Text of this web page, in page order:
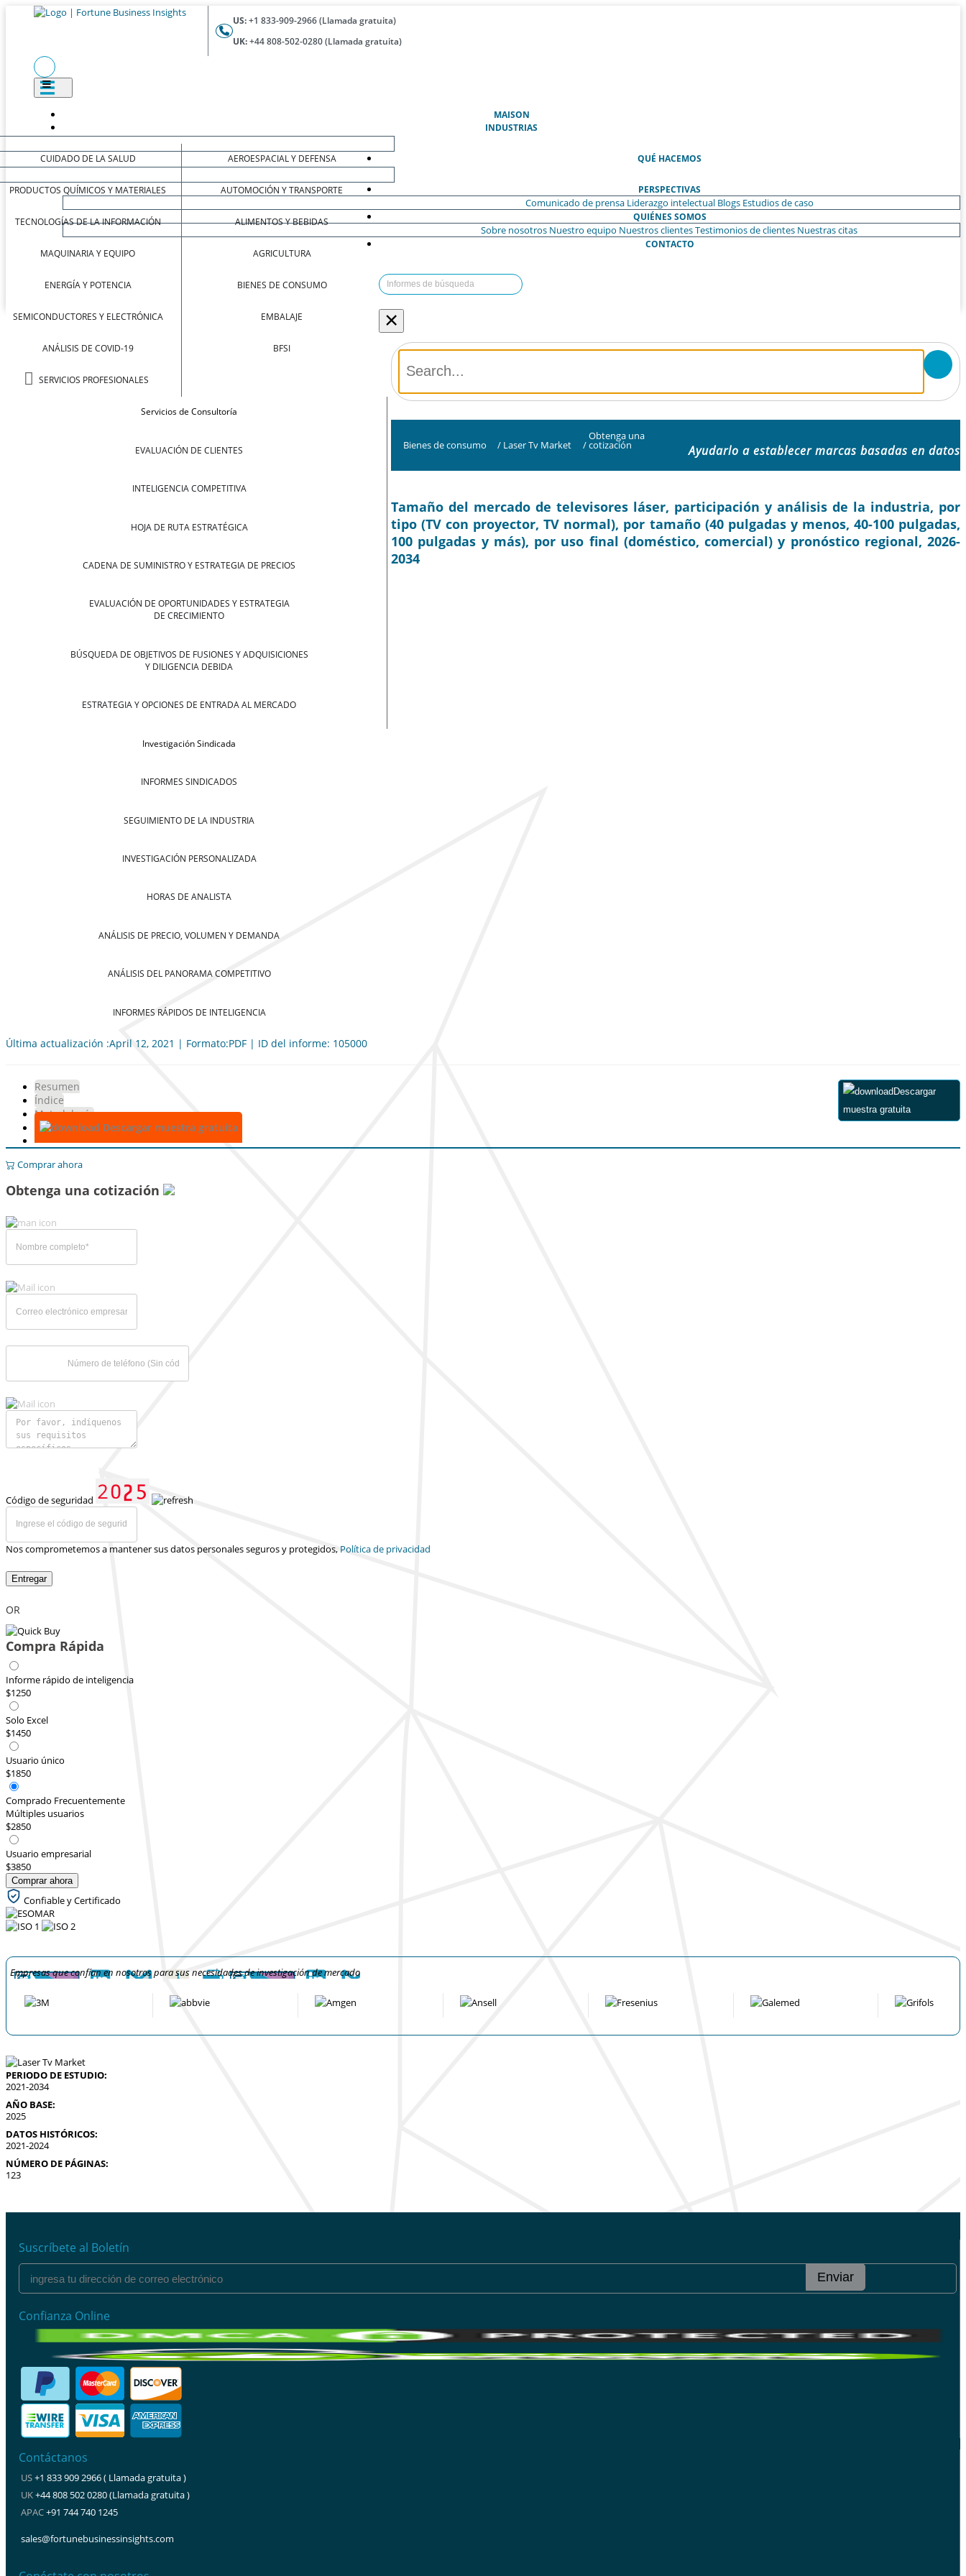
US:+1 833-909-2966 (Llamada gratuita)
UK:+44 808-502-0280 (Llamada gratuita)
MAISON(ACTUAL)
INDUSTRIAS
CUIDADO DE LA SALUD
PRODUCTOS QUÍMICOS Y MATERIALES
TECNOLOGÍAS DE LA INFORMACIÓN
MAQUINARIA Y EQUIPO
ENERGÍA Y POTENCIA
SEMICONDUCTORES Y ELECTRÓNICA
ANÁLISIS DE COVID-19
SERVICIOS PROFESIONALES
AEROESPACIAL Y DEFENSA
AUTOMOCIÓN Y TRANSPORTE
ALIMENTOS Y BEBIDAS
AGRICULTURA
BIENES DE CONSUMO
EMBALAJE
BFSI
QUÉ HACEMOS
Servicios de Consultoría
EVALUACIÓN DE CLIENTES
INTELIGENCIA COMPETITIVA
HOJA DE RUTA ESTRATÉGICA
CADENA DE SUMINISTRO Y ESTRATEGIA DE PRECIOS
EVALUACIÓN DE OPORTUNIDADES Y ESTRATEGIA
DE CRECIMIENTO
BÚSQUEDA DE OBJETIVOS DE FUSIONES Y ADQUISICIONES
Y DILIGENCIA DEBIDA
ESTRATEGIA Y OPCIONES DE ENTRADA AL MERCADO
Investigación Sindicada
INFORMES SINDICADOS
SEGUIMIENTO DE LA INDUSTRIA
INVESTIGACIÓN PERSONALIZADA
HORAS DE ANALISTA
ANÁLISIS DE PRECIO, VOLUMEN Y DEMANDA
ANÁLISIS DEL PANORAMA COMPETITIVO
INFORMES RÁPIDOS DE INTELIGENCIA
PERSPECTIVAS
Comunicado de prensa Liderazgo intelectual Blogs Estudios de caso
QUIÉNES SOMOS
Sobre nosotros Nuestro equipo Nuestros clientesTestimonios de clientes Nuestras citas
CONTACTO
×
Bienes de consumo / Laser Tv Market /
Obtenga una
cotización Ayudarlo a establecer marcas basadas en datos
Tamaño del mercado de televisores láser, participación y análisis de la industria, por
tipo (TV con proyector, TV normal), por tamaño (40 pulgadas y menos, 40-100 pulgadas,
100 pulgadas y más), por uso final (doméstico, comercial) y pronóstico regional, 2026-
2034
Última actualización :April 12, 2021 | Formato:PDF | ID del informe: 105000
Resumen
Índice
Metodología
Descargar muestra gratuita
Descargar
muestra gratuita
Comprar ahora
Obtenga una cotización
Código de seguridad
Nos comprometemos a mantener sus datos personales seguros y protegidos, Política de privacidad
Entregar
OR
Compra Rápida
Informe rápido de inteligencia
$1250
Solo Excel
$1450
Usuario único
$1850
Comprado Frecuentemente
Múltiples usuarios
$2850
Usuario empresarial
$3850
Comprar ahora
Confiable y Certificado
Empresas que confían en nosotros para sus necesidades de investigación de mercado
PERIODO DE ESTUDIO:
2021-2034
AÑO BASE:
2025
DATOS HISTÓRICOS:
2021-2024
NÚMERO DE PÁGINAS:
123
Suscríbete al Boletín
Enviar
Confianza Online
Contáctanos
US+1 833 909 2966 ( Llamada gratuita )
UK+44 808 502 0280 (Llamada gratuita )
APAC+91 744 740 1245
sales@fortunebusinessinsights.com